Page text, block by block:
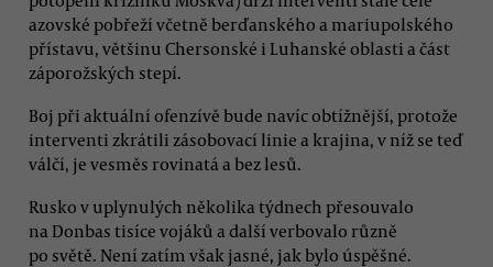
azovské pobřeží včetně berďanského a mariupolského
přístavu, většinu Chersonské i Luhanské oblasti a část
záporožských stepí.
Boj při aktuální ofenzívě bude navíc obtížnější, protože
interventi zkrátili zásobovací linie a krajina, v níž se teď
válčí, je vesměs rovinatá a bez lesů.
Rusko v uplynulých několika týdnech přesouvalo
na Donbas tisíce vojáků a další verbovalo různě
po světě. Není zatím však jasné, jak bylo úspěšné.